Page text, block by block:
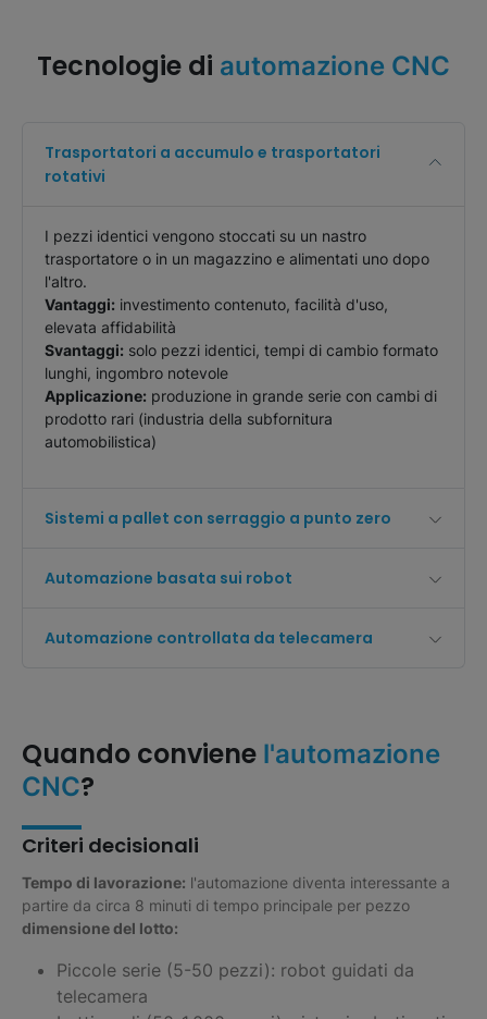
Tecnologie di automazione CNC
Trasportatori a accumulo e trasportatori
rotativi
I pezzi identici vengono stoccati su un nastro
trasportatore o in un magazzino e alimentati uno dopo
l'altro.
Vantaggi: investimento contenuto, facilità d'uso,
elevata affidabilità
Svantaggi: solo pezzi identici, tempi di cambio formato
lunghi, ingombro notevole
Applicazione: produzione in grande serie con cambi di
prodotto rari (industria della subfornitura
automobilistica)
Sistemi a pallet con serraggio a punto zero
Automazione basata sui robot
Automazione controllata da telecamera
Quando conviene l'automazione
CNC?
Criteri decisionali
Tempo di lavorazione: l'automazione diventa interessante a
partire da circa 8 minuti di tempo principale per pezzo
dimensione del lotto:
Piccole serie (5-50 pezzi): robot guidati da
telecamera